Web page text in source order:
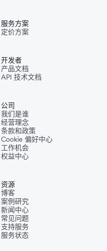
服务方案
定价方案
开发者
产品文档
API 技术文档
公司
我们是谁
经营理念
条款和政策
Cookie 偏好中心
工作机会
权益中心
资源
博客
案例研究
新闻中心
常见问题
支持服务
服务状态